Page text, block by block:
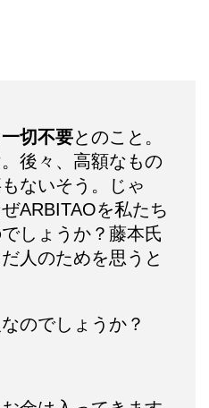
切不要とのこと。
後々、高額なもの
ないそう。じゃ
ARBITAOを私たち
しょうか？藤本氏
人のためを思うと
のでしょうか？